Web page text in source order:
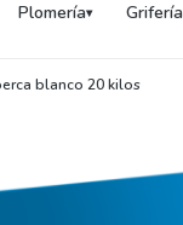
Plomería Grifería
blanco 20 kilos